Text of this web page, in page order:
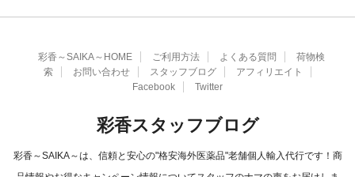
彩香～SAIKA～HOME ご利用方法 よくある質問
荷物検
索
お問い合わせ スタッフブログ
アフィリエイト
Facebook
Twitter
彩香スタッフブログ
彩香～SAIKA～は、信頼と安心の"格安海外医薬品"老舗個人輸入代行です！商